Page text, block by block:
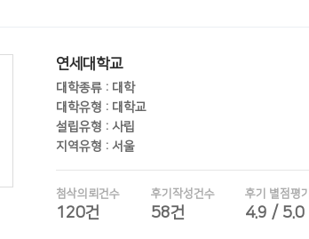
연세대학교
대학종류 : 대학
대학유형 : 대학교
설립유형 : 사립
지역유형 : 서울
첨삭의뢰건수
120건
후기작성건수
58건
후기 별점평
4.9 / 5.0